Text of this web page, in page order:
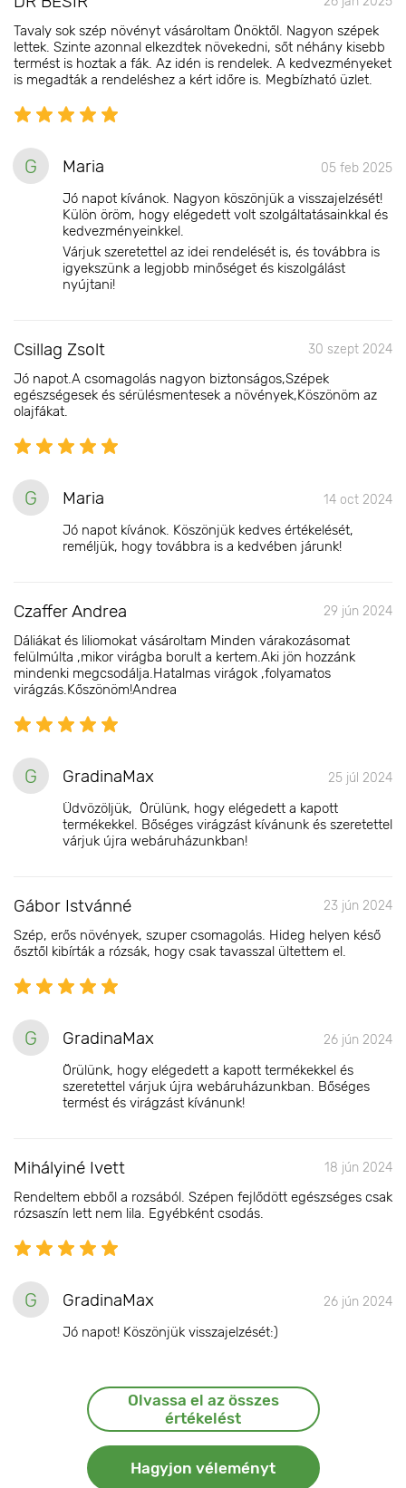
Tavaly sok szép növényt vásároltam Önöktől. Nagyon szépek
lettek. Szinte azonnal elkezdtek növekedni, sőt néhány kisebb
termést is hoztak a fák. Az idén is rendelek. A kedvezményeket
is megadták a rendeléshez a kért időre is. Megbízható üzlet.
G Maria 05 feb 2025
Jó napot kívánok. Nagyon köszönjük a visszajelzését!
Külön öröm, hogy elégedett volt szolgáltatásainkkal és
kedvezményeinkkel.
Várjuk szeretettel az idei rendelését is, és továbbra is
igyekszünk a legjobb minőséget és kiszolgálást
nyújtani!
Csillag Zsolt 30 szept 2024
Jó napot.A csomagolás nagyon biztonságos,Szépek
egészségesek és sérülésmentesek a növények,Köszönöm az
olajfákat.
G Maria 14 oct 2024
Jó napot kívánok. Köszönjük kedves értékelését,
reméljük, hogy továbbra is a kedvében járunk!
Czaffer Andrea 29 jún 2024
Dáliákat és liliomokat vásároltam Minden várakozásomat
felülmúlta ,mikor virágba borult a kertem.Aki jön hozzánk
mindenki megcsodálja.Hatalmas virágok ,folyamatos
virágzás.Kőszönöm!Andrea
G GradinaMax 25 júl 2024
Üdvözöljük, Örülünk, hogy elégedett a kapott
termékekkel. Bőséges virágzást kívánunk és szeretettel
várjuk újra webáruházunkban!
Gábor Istvánné 23 jún 2024
Szép, erős növények, szuper csomagolás. Hideg helyen késő
ősztől kibírták a rózsák, hogy csak tavasszal ültettem el.
G GradinaMax 26 jún 2024
Örülünk, hogy elégedett a kapott termékekkel és
szeretettel várjuk újra webáruházunkban. Bőséges
termést és virágzást kívánunk!
Mihályiné Ivett 18 jún 2024
Rendeltem ebből a rozsából. Szépen fejlődött egészséges csak
rózsaszín lett nem lila. Egyébként csodás.
G GradinaMax 26 jún 2024
Jó napot! Köszönjük visszajelzését:)
Olvassa el az összes
értékelést
Hagyjon véleményt